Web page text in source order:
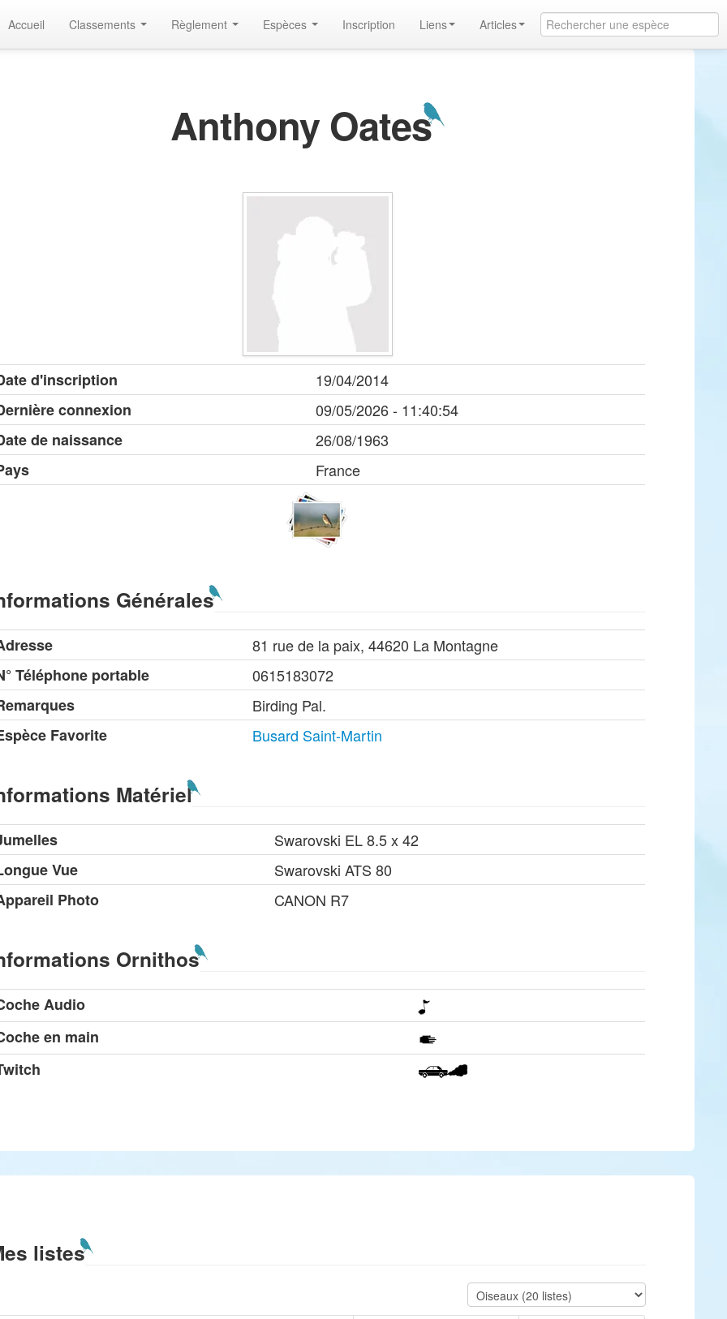
Accueil Classements Règlement Espèces Inscription Liens Articles
Anthony Oates
d'inscription
19/04/2014
connexion
09/05/2026 - 11:40:54
de naissance
26/08/1963
France
Générales
81 rue de la paix, 44620 La Montagne
Téléphone portable
0615183072
Birding Pal.
Favorite
Busard Saint-Martin
Matériel
Swarovski EL 8.5 x 42
Vue
Swarovski ATS 80
Photo
CANON R7
Ornithos
Audio
en main
listes